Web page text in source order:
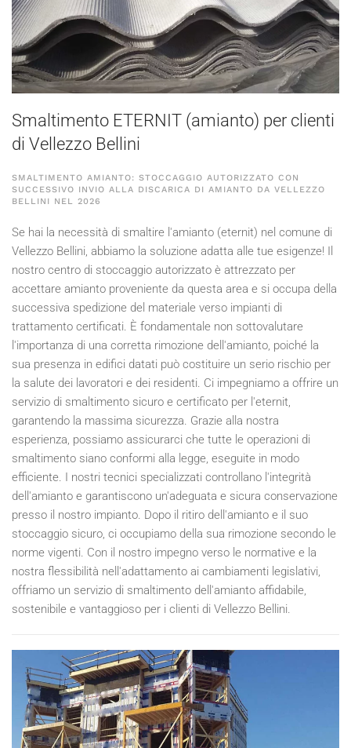
Smaltimento ETERNIT (amianto) per clienti
di Vellezzo Bellini
SMALTIMENTO AMIANTO: STOCCAGGIO AUTORIZZATO CON
SUCCESSIVO INVIO ALLA DISCARICA DI AMIANTO DA VELLEZZO
BELLINI NEL 2026
Se hai la necessità di smaltire l'amianto (eternit) nel comune di
Vellezzo Bellini, abbiamo la soluzione adatta alle tue esigenze! Il
nostro centro di stoccaggio autorizzato è attrezzato per
accettare amianto proveniente da questa area e si occupa della
successiva spedizione del materiale verso impianti di
trattamento certificati. È fondamentale non sottovalutare
l'importanza di una corretta rimozione dell'amianto, poiché la
sua presenza in edifici datati può costituire un serio rischio per
la salute dei lavoratori e dei residenti. Ci impegniamo a offrire un
servizio di smaltimento sicuro e certificato per l'eternit,
garantendo la massima sicurezza. Grazie alla nostra
esperienza, possiamo assicurarci che tutte le operazioni di
smaltimento siano conformi alla legge, eseguite in modo
efficiente. I nostri tecnici specializzati controllano l'integrità
dell'amianto e garantiscono un'adeguata e sicura conservazione
presso il nostro impianto. Dopo il ritiro dell'amianto e il suo
stoccaggio sicuro, ci occupiamo della sua rimozione secondo le
norme vigenti. Con il nostro impegno verso le normative e la
nostra flessibilità nell'adattamento ai cambiamenti legislativi,
offriamo un servizio di smaltimento dell'amianto affidabile,
sostenibile e vantaggioso per i clienti di Vellezzo Bellini.